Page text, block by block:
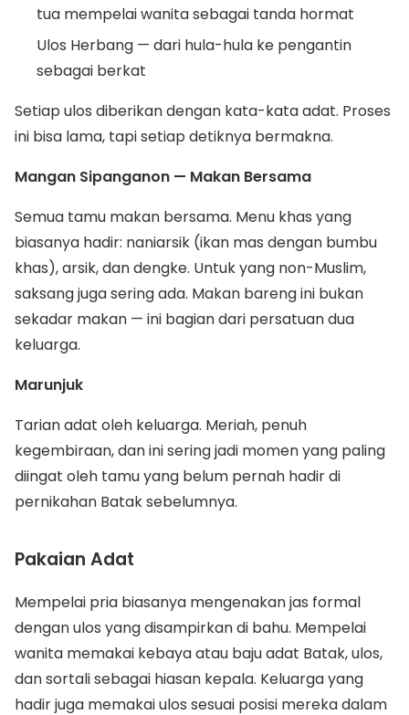
tua mempelai wanita sebagai tanda hormat
Ulos Herbang — dari hula-hula ke pengantin
sebagai berkat
Setiap ulos diberikan dengan kata-kata adat. Proses
ini bisa lama, tapi setiap detiknya bermakna.
Mangan Sipanganon — Makan Bersama
Semua tamu makan bersama. Menu khas yang
biasanya hadir: naniarsik (ikan mas dengan bumbu
khas), arsik, dan dengke. Untuk yang non-Muslim,
saksang juga sering ada. Makan bareng ini bukan
sekadar makan — ini bagian dari persatuan dua
keluarga.
Marunjuk
Tarian adat oleh keluarga. Meriah, penuh
kegembiraan, dan ini sering jadi momen yang paling
diingat oleh tamu yang belum pernah hadir di
pernikahan Batak sebelumnya.
Pakaian Adat
Mempelai pria biasanya mengenakan jas formal
dengan ulos yang disampirkan di bahu. Mempelai
wanita memakai kebaya atau baju adat Batak, ulos,
dan sortali sebagai hiasan kepala. Keluarga yang
hadir juga memakai ulos sesuai posisi mereka dalam